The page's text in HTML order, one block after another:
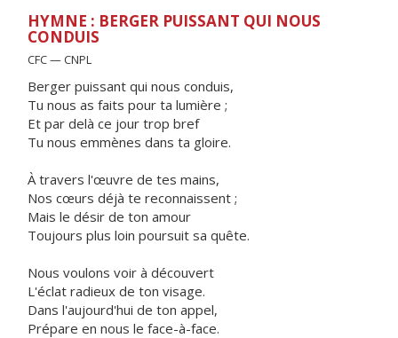
HYMNE : BERGER PUISSANT QUI NOUS
CONDUIS
CFC — CNPL
Berger puissant qui nous conduis,
Tu nous as faits pour ta lumière ;
Et par delà ce jour trop bref
Tu nous emmènes dans ta gloire.
À travers l'œuvre de tes mains,
Nos cœurs déjà te reconnaissent ;
Mais le désir de ton amour
Toujours plus loin poursuit sa quête.
Nous voulons voir à découvert
L'éclat radieux de ton visage.
Dans l'aujourd'hui de ton appel,
Prépare en nous le face-à-face.